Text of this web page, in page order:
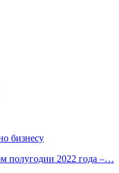
бизнесу
полугодии 2022 года –…